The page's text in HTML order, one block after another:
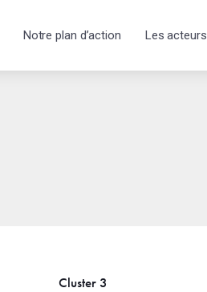
Notre plan d’action Les acteurs
Cluster 3